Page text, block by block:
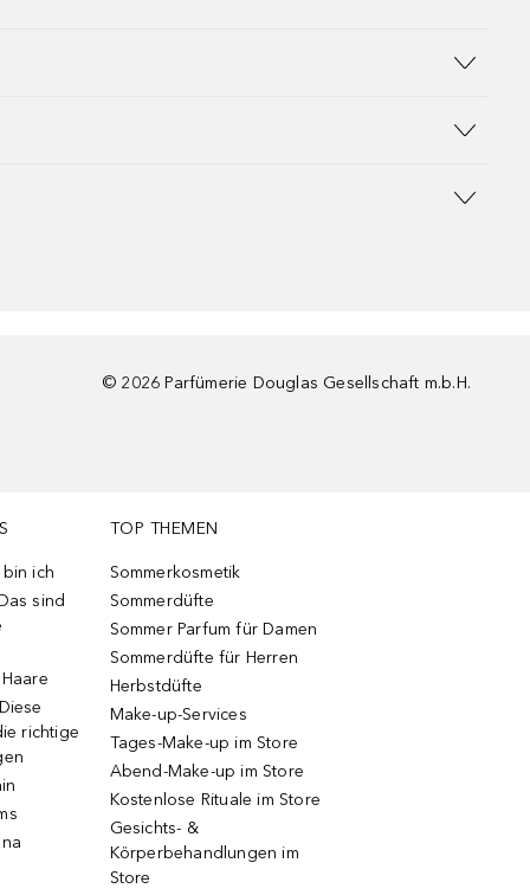
© 2026 Parfümerie Douglas Gesellschaft m.b.H.
ich
sind
richtige
TOP THEMEN
Sommerkosmetik
Sommerdüfte
Sommer Parfum für Damen
Sommerdüfte für Herren
Herbstdüfte
Make-up-Services
Tages-Make-up im Store
Abend-Make-up im Store
Kostenlose Rituale im Store
Gesichts- &
Körperbehandlungen im
Store